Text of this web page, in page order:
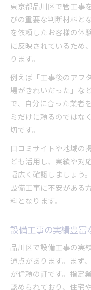
東京都品川区で管工事
びの重要な判断材料と
を依頼したお客様の体
に反映されているため
ります。
例えば「工事後のアフ
場がきれいだった」な
で、自分に合った業者
ミだけに頼るのではな
切です。
口コミサイトや地域の
ども活用し、実績や対
幅広く確認しましょう
設備工事に不安がある
料となります。
設備工事の実績豊
品川区で設備工事の実
通点があります。まず
が信頼の証です。指定
認められており、住宅